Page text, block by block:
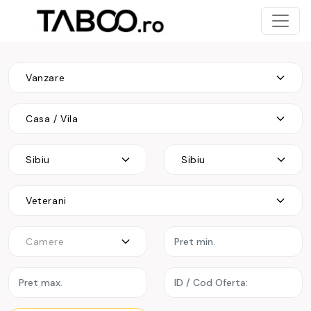
Vanzare
Casa / Vila
Sibiu Sibiu
Veterani
Camere